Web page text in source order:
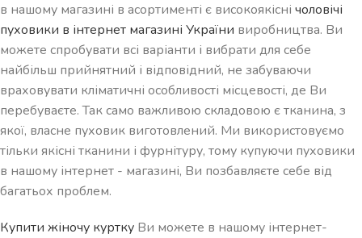
в нашому магазині в асортименті є високоякісні чоловічі
пуховики в інтернет магазині України виробництва. Ви
можете спробувати всі варіанти і вибрати для себе
найбільш прийнятний і відповідний, не забуваючи
враховувати кліматичні особливості місцевості, де Ви
перебуваєте. Так само важливою складовою є тканина, з
якої, власне пуховик виготовлений. Ми використовуємо
тільки якісні тканини і фурнітуру, тому купуючи пуховики
в нашому інтернет - магазині, Ви позбавляєте себе від
багатьох проблем.
Купити жіночу куртку Ви можете в нашому інтернет-